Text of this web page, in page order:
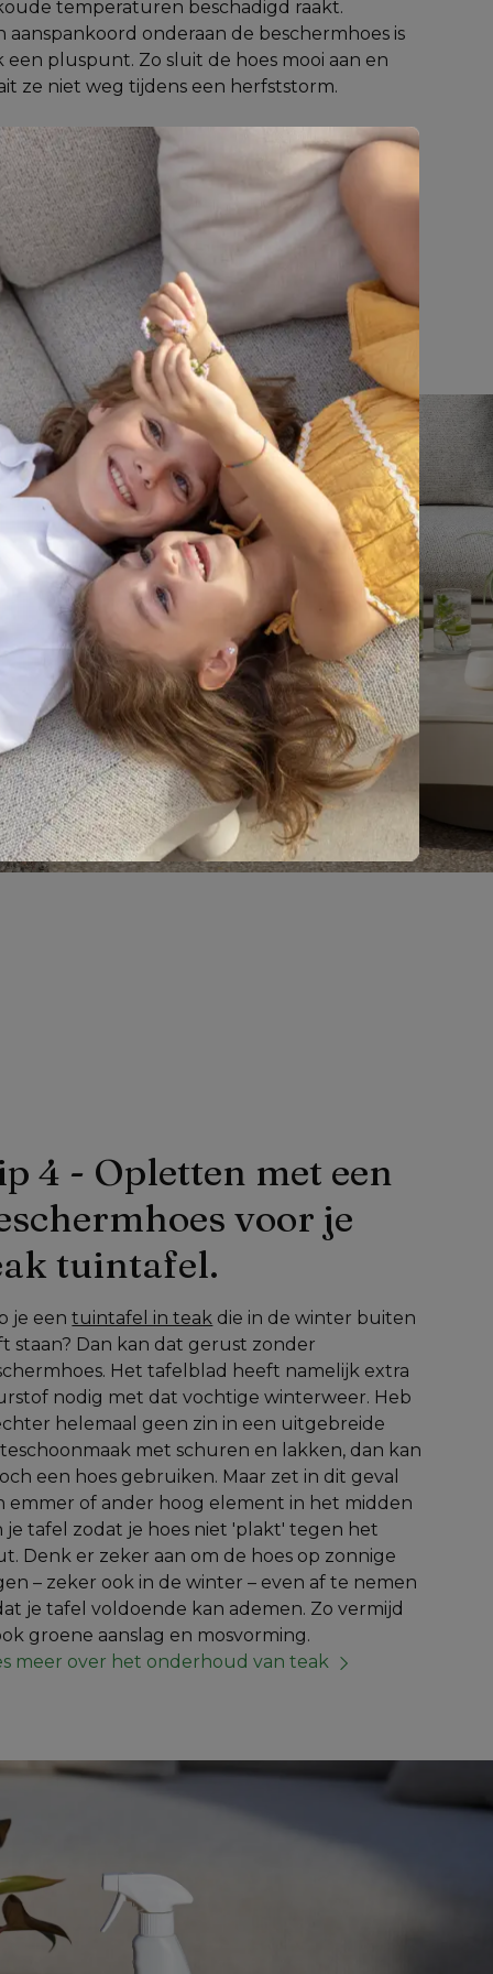
temperaturen beschadigd raakt.
aanspankoord onderaan de beschermhoes is
een pluspunt. Zo sluit de hoes mooi aan en
ze niet weg tijdens een herfststorm.
4 - Opletten met een
voor je
tuintafel.
je een tuintafel in teak die in de winter buiten
staan? Dan kan dat gerust zonder
Het tafelblad heeft namelijk extra
nodig met dat vochtige winterweer. Heb
helemaal geen zin in een uitgebreide
met schuren en lakken, dan kan
een hoes gebruiken. Maar zet in dit geval
emmer of ander hoog element in het midden
je tafel zodat je hoes niet 'plakt' tegen het
Denk er zeker aan om de hoes op zonnige
– zeker ook in de winter – even af te nemen
je tafel voldoende kan ademen. Zo vermijd
groene aanslag en mosvorming.
meer over het onderhoud van teak